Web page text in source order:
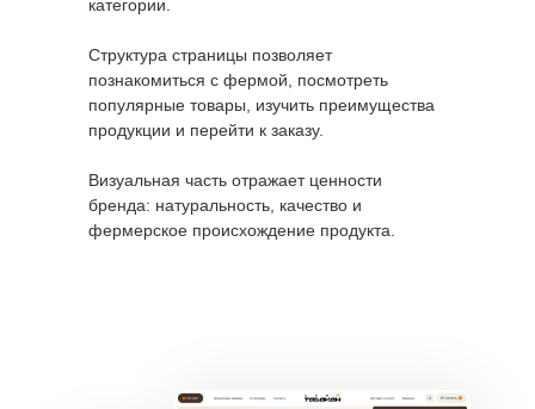
категории.
Структура страницы позволяет
познакомиться с фермой, посмотреть
популярные товары, изучить преимущества
продукции и перейти к заказу.
Визуальная часть отражает ценности
бренда: натуральность, качество и
фермерское происхождение продукта.